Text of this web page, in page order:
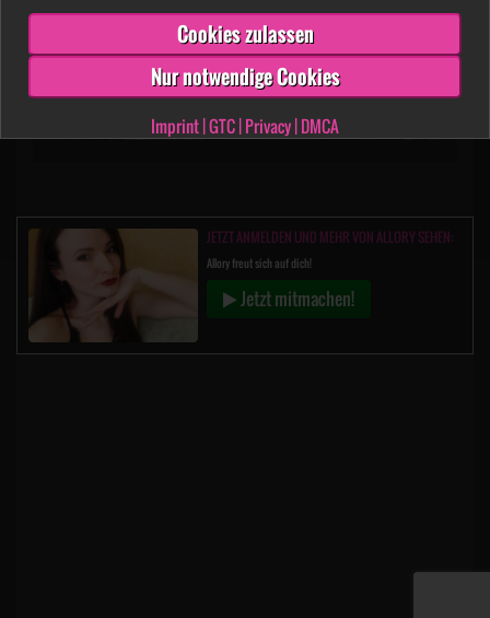
Cookies zulassen
Nur notwendige Cookies
Imprint|GTC|Privacy|DMCA
Tight-Tini (30)
JETZT ANMELDEN UND MEHR VON ALLORY SEHEN:
Allory freut sich auf dich!
Jetzt mitmachen!